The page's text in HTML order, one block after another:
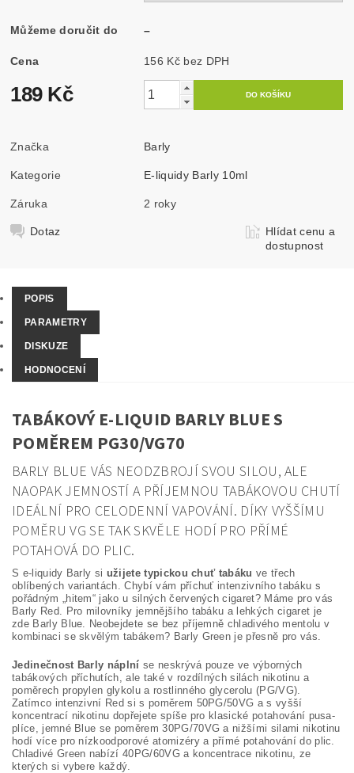
Můžeme doručit do –
Cena 156 Kč bez DPH
189 Kč
Značka Barly
Kategorie E-liquidy Barly 10ml
Záruka 2 roky
Dotaz
Hlídat cenu a
dostupnost
POPIS
PARAMETRY
DISKUZE
HODNOCENÍ
TABÁKOVÝ E-LIQUID BARLY BLUE S
POMĚREM PG30/VG70
BARLY BLUE VÁS NEODZBROJÍ SVOU SILOU, ALE
NAOPAK JEMNOSTÍ A PŘÍJEMNOU TABÁKOVOU CHUTÍ
IDEÁLNÍ PRO CELODENNÍ VAPOVÁNÍ. DÍKY VYŠŠÍMU
POMĚRU VG SE TAK SKVĚLE HODÍ PRO PŘÍMÉ
POTAHOVÁ DO PLIC.
S e-liquidy Barly si užijete typickou chuť tabáku ve třech
oblíbených variantách. Chybí vám příchuť intenzivního tabáku s
pořádným „hitem“ jako u silných červených cigaret? Máme pro vás
Barly Red. Pro milovníky jemnějšího tabáku a lehkých cigaret je
zde Barly Blue. Neobejdete se bez příjemně chladivého mentolu v
kombinaci se skvělým tabákem? Barly Green je přesně pro vás.
Jedinečnost Barly náplní se neskrývá pouze ve výborných
tabákových příchutích, ale také v rozdílných silách nikotinu a
poměrech propylen glykolu a rostlinného glycerolu (PG/VG).
Zatímco intenzivní Red si s poměrem 50PG/50VG a s vyšší
koncentrací nikotinu dopřejete spíše pro klasické potahování pusa-
plíce, jemné Blue se poměrem 30PG/70VG a nižšími silami nikotinu
hodí více pro nízkoodporové atomizéry a přímé potahování do plic.
Chladivé Green nabízí 40PG/60VG a koncentrace nikotinu, ze
kterých si vybere každý.